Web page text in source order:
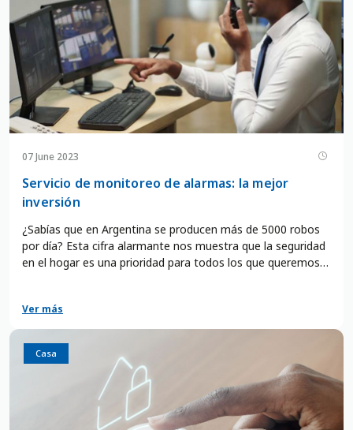
07 June 2023
Servicio de monitoreo de alarmas: la mejor
inversión
¿Sabías que en Argentina se producen más de 5000 robos
por día? Esta cifra alarmante nos muestra que la seguridad
en el hogar es una prioridad para todos los que queremos
Ver más
Casa